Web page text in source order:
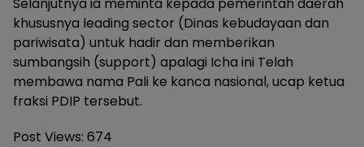
khususnya leading sector (Dinas kebudayaan dan
pariwisata) untuk hadir dan memberikan
sumbangsih (support) apalagi Icha ini Telah
membawa nama Pali ke kanca nasional, ucap ketua
fraksi PDIP tersebut.
Post Views: 674